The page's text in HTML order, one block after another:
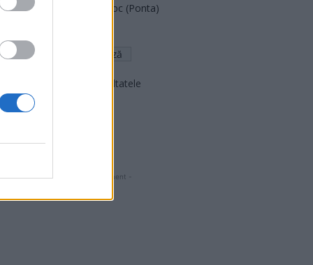
România pe Primul Loc (Ponta)
Arată rezultatele
Arhiva sondajelor
- Advertisment -